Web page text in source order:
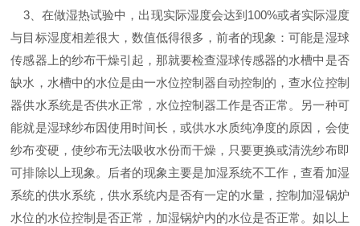
3、在做湿热试验中，出现实际湿度会达到 100%或者实际湿度
与目标湿度相差很大，数值低得很多，前者的现象：可能是湿球
传感器上的纱布干燥引起，那就要检查湿球传感器的水槽中是否
缺水，水槽中的水位是由一水位控制器自动控制的，查水位控制
器供水系统是否供水正常，水位控制器工作是否正常。另一种可
能就是湿球纱布因使用时间长，或供水水质纯净度的原因，会使
纱布变硬，使纱布无法吸收水份而干燥，只要更换或清洗纱布即
可排除以上现象。后者的现象主要是加湿系统不工作，查看加湿
系统的供水系统，供水系统内是否有一定的水量，控制加湿锅炉
水位的水位控制是否正常，加湿锅炉内的水位是否正常。如以上